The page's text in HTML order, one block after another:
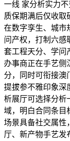
一线 家分析实力
质保期满后仅收取
在数字孪生、城市
问产权，打制六感
套工程天分、学问
办事商正在手艺侧
分，同时可衔接澳
提拔参不雅印象深
析展厅可选择分析
域，明白合同条目
场景具备社交属性
厅、新产物手艺发